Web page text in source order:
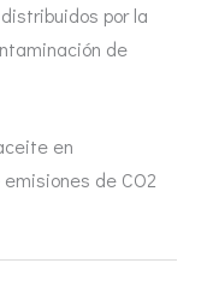
por la
de
en
de CO2